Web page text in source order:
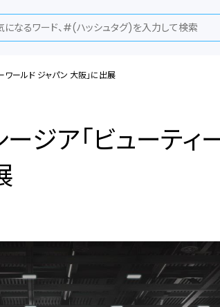
ワールド ジャパン 大阪」に出展
ジア「ビューティ